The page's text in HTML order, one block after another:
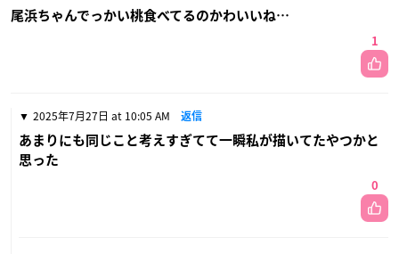
尾浜ちゃんでっかい桃食べてるのかわいいね…
1
2025年7月27日 at 10:05 AM 返信
あまりにも同じこと考えすぎてて一瞬私が描いてたやつかと
思った
0